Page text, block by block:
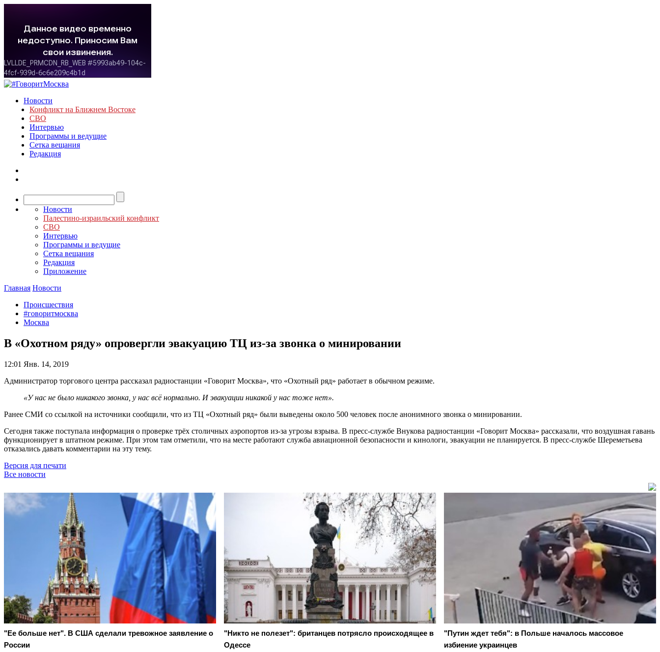
Новости
Конфликт на Ближнем Востоке
СВО
Интервью
Программы и ведущие
Сетка вещания
Редакция
Новости
Палестино-израильский конфликт
СВО
Интервью
Программы и ведущие
Сетка вещания
Редакция
Приложение
Главная Новости
Происшествия
#говоритмосква
Москва
В «Охотном ряду» опровергли эвакуацию ТЦ из-за звонка о минировании
12:01 Янв. 14, 2019
Администратор торгового центра рассказал радиостанции «Говорит Москва», что «Охотный ряд» работает в обычном режиме.
«У нас не было никакого звонка, у нас всё нормально. И эвакуации никакой у нас тоже нет».
Ранее СМИ со ссылкой на источники сообщили, что из ТЦ «Охотный ряд» были выведены около 500 человек после анонимного звонка о минировании.
Сегодня также поступала информация о проверке трёх столичных аэропортов из-за угрозы взрыва. В пресс-службе Внукова радиостанции «Говорит Москва» рассказали, что воздушная гавань
функционирует в штатном режиме. При этом там отметили, что на месте работают служба авиационной безопасности и кинологи, эвакуации не планируется. В пресс-службе Шереметьева
отказались давать комментарии на эту тему.
Версия для печати
Все новости
"Ее больше нет". В США сделали тревожное заявление о
России
"Никто не полезет": британцев потрясло происходящее в
Одессе
"Путин ждет тебя": в Польше началось массовое
избиение украинцев